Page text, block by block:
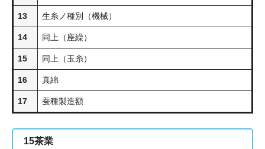
13 生糸ノ種別（機械）
14 同上（座繰）
15 同上（玉糸）
16 真綿
17 蚕種製造額
15茶業